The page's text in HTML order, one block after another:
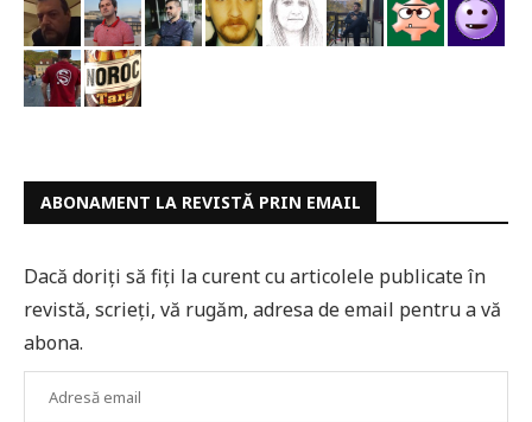
ABONAMENT LA REVISTĂ PRIN EMAIL
Dacă doriți să fiți la curent cu articolele publicate în
revistă, scrieți, vă rugăm, adresa de email pentru a vă
abona.